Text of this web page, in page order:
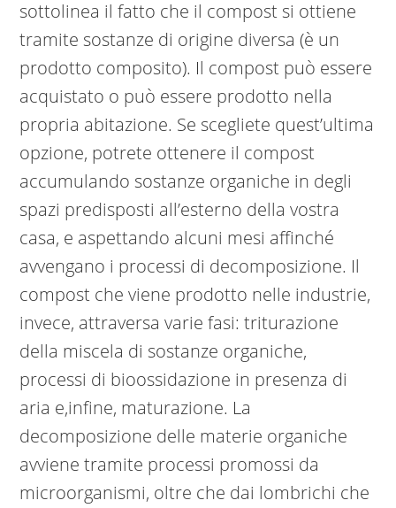
sottolinea il fatto che il compost si ottiene
tramite sostanze di origine diversa (è un
prodotto composito). Il compost può essere
acquistato o può essere prodotto nella
propria abitazione. Se scegliete quest’ultima
opzione, potrete ottenere il compost
accumulando sostanze organiche in degli
spazi predisposti all’esterno della vostra
casa, e aspettando alcuni mesi affinché
avvengano i processi di decomposizione. Il
compost che viene prodotto nelle industrie,
invece, attraversa varie fasi: triturazione
della miscela di sostanze organiche,
processi di bioossidazione in presenza di
aria e,infine, maturazione. La
decomposizione delle materie organiche
avviene tramite processi promossi da
microorganismi, oltre che dai lombrichi che